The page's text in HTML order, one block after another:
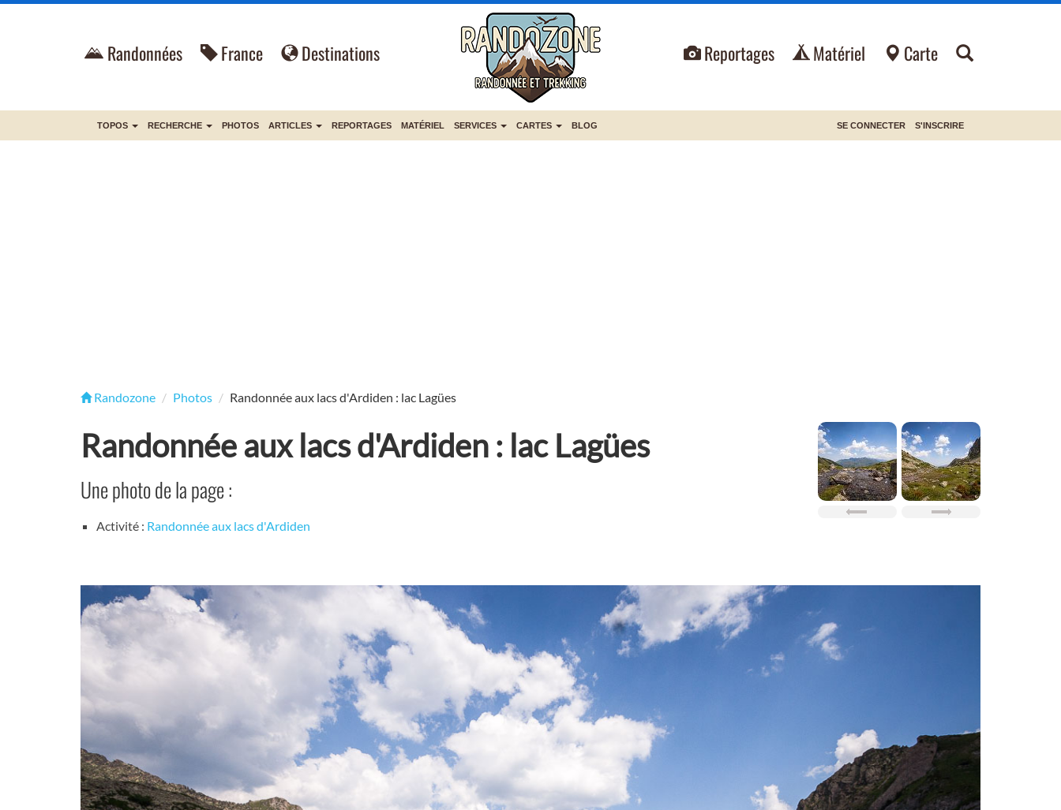
Randonnées France Destinations Reportages Matériel Carte
TOPOS RECHERCHE PHOTOS ARTICLES REPORTAGES MATÉRIEL SERVICES CARTES BLOG SE CONNECTER S'INSCRIRE
Randozone Photos Randonnée aux lacs d'Ardiden : lac Lagües
Randonnée aux lacs d'Ardiden : lac Lagües
Une photo de la page :
Activité : Randonnée aux lacs d'Ardiden